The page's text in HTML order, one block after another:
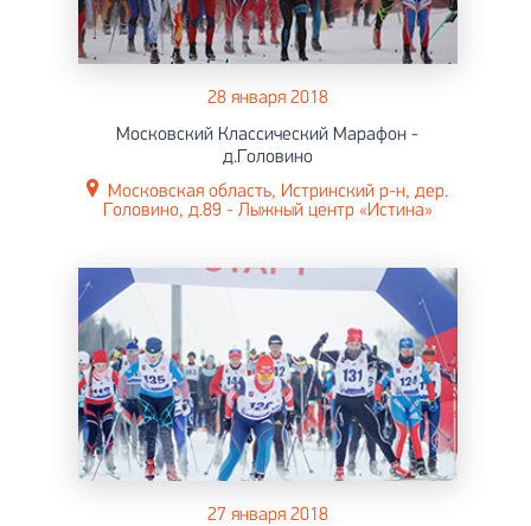
28 января 2018
Московский Классический Марафон -
д.Головино
Московская область, Истринский р-н, дер.
Головино, д.89 - Лыжный центр «Истина»
27 января 2018